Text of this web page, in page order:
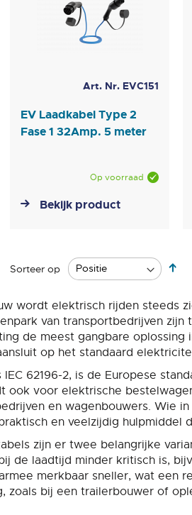
Art. Nr. EVC151
EV Laadkabel Type 2
Fase 1 32Amp. 5 meter
Op voorraad
Bekijk product
Sorteer op
wordt elektrisch rijden steeds
van transportbedrijven
de meest gangbare
op het standaard
62196-2, is de Europese
ook voor elektrische
en wagenbouwers. Wie
en veelzijdig
zijn er twee belangrijke
de laadtijd minder kritisch is,
merkbaar sneller, wat een
zoals bij een trailerbouwer of